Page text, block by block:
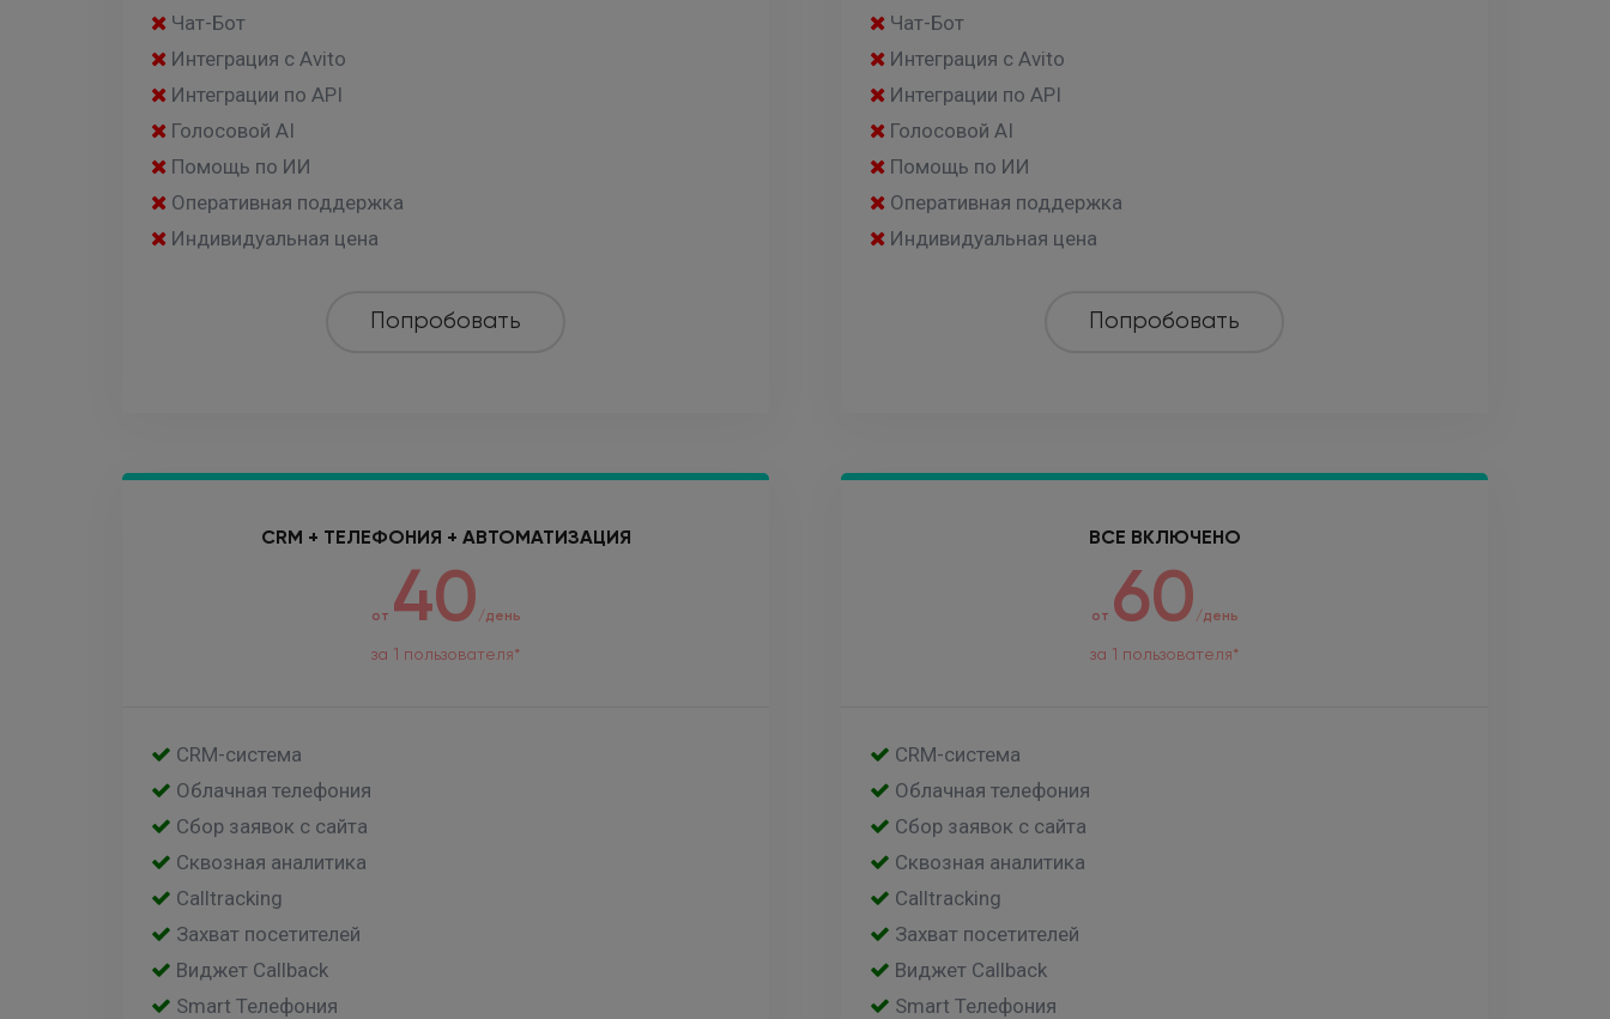
Чат-Бот
Интеграция с Avito
Интеграции по API
Голосовой AI
Помощь по ИИ
Оперативная поддержка
Индивидуальная цена
Попробовать
Чат-Бот
Интеграция с Avito
Интеграции по API
Голосовой AI
Помощь по ИИ
Оперативная поддержка
Индивидуальная цена
Попробовать
CRM + ТЕЛЕФОНИЯ + АВТОМАТИЗАЦИЯ
от 40 /день
за 1 пользователя*
CRM-система
Облачная телефония
Сбор заявок с сайта
Сквозная аналитика
Calltracking
Захват посетителей
Виджет Callback
Smart Телефония
ВСЕ ВКЛЮЧЕНО
от 60 /день
за 1 пользователя*
CRM-система
Облачная телефония
Сбор заявок с сайта
Сквозная аналитика
Calltracking
Захват посетителей
Виджет Callback
Smart Телефония